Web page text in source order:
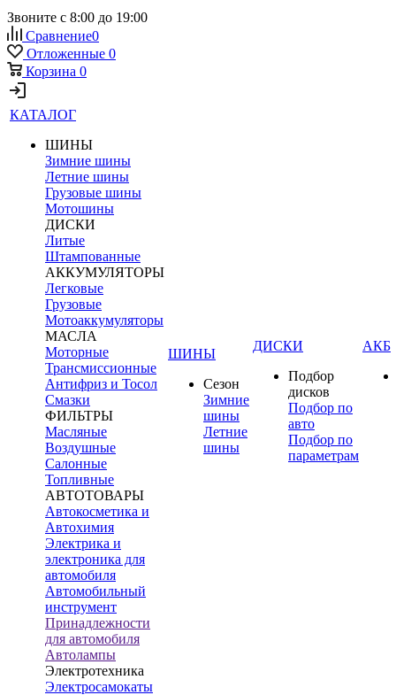
Звоните с 8:00 до 19:00
Сравнение0
Отложенные 0
Корзина 0
КАТАЛОГ
ШИНЫ
Зимние шины
Летние шины
Грузовые шины
Мотошины
ДИСКИ
Литые
Штампованные
АККУМУЛЯТОРЫ
Легковые
Грузовые
Мотоаккумуляторы
МАСЛА
Моторные
Трансмиссионные
Антифриз и Тосол
Смазки
ФИЛЬТРЫ
Масляные
Воздушные
Салонные
Топливные
АВТОТОВАРЫ
Автокосметика и
Автохимия
Электрика и
электроника для
автомобиля
Автомобильный
инструмент
Принадлежности
для автомобиля
Автолампы
Электротехника
Электросамокаты
ШИНЫ
Сезон
Зимние
шины
Летние
шины
ДИСКИ
Подбор
дисков
Подбор по
авто
Подбор по
параметрам
АКБ